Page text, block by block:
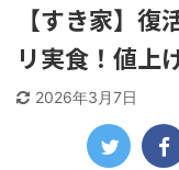
【すき家】
リ実食！値上
2026年3月7日